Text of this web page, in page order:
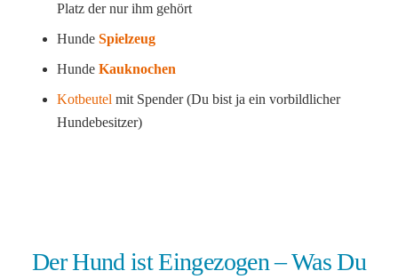
Platz der nur ihm gehört
Hunde Spielzeug
Hunde Kauknochen
Kotbeutel mit Spender (Du bist ja ein vorbildlicher
Hundebesitzer)
Der Hund ist Eingezogen – Was Du